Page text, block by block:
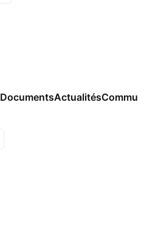
DocumentsActualités